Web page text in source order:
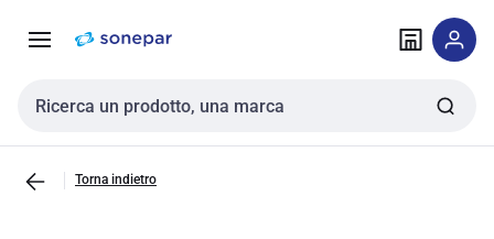
navigazione alla
Cerca input
Torna indietro